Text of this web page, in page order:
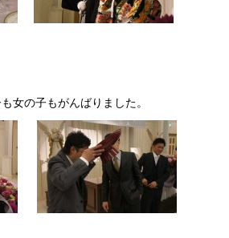
女の子もがんばりました。